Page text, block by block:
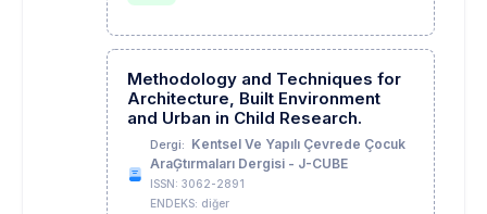
Methodology and Techniques for
Architecture, Built Environment
and Urban in Child Research.
Dergi: Kentsel Ve Yapılı Çevrede Çocuk
AraĢtırmaları Dergisi - J-CUBE
ISSN: 3062-2891
ENDEKS: diğer